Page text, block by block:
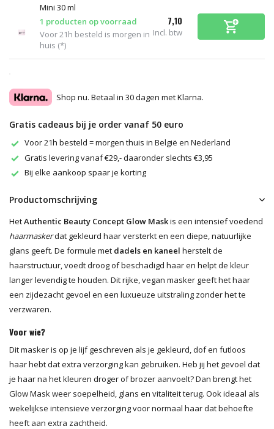
Mini 30 ml
1 producten op voorraad
Voor 21h besteld is morgen in
huis (*)
7,10
Incl. btw
Shop nu. Betaal in 30 dagen met Klarna.
Gratis cadeaus bij je order vanaf 50 euro
Voor 21h besteld = morgen thuis in België en Nederland
Gratis levering vanaf €29,- daaronder slechts €3,95
Bij elke aankoop spaar je korting
Productomschrijving
HetAuthentic Beauty Concept Glow Maskis een intensief voedend
haarmaskerdat gekleurd haar versterkt en een diepe, natuurlijke
glans geeft. De formule met dadels en kaneel herstelt de
haarstructuur, voedt droog of beschadigd haar en helpt de kleur
langer levendig te houden. Dit rijke, vegan masker geeft het haar
een zijdezacht gevoel en een luxueuze uitstraling zonder het te
verzwaren.
Voor wie?
Dit masker is op je lijf geschreven als je gekleurd, dof en futloos
haar hebt dat extra verzorging kan gebruiken. Heb jij het gevoel dat
je haar na het kleuren droger of brozer aanvoelt? Dan brengt het
Glow Mask weer soepelheid, glans en vitaliteit terug. Ook ideaal als
wekelijkse intensieve verzorging voor normaal haar dat behoefte
heeft aan extra zachtheid.